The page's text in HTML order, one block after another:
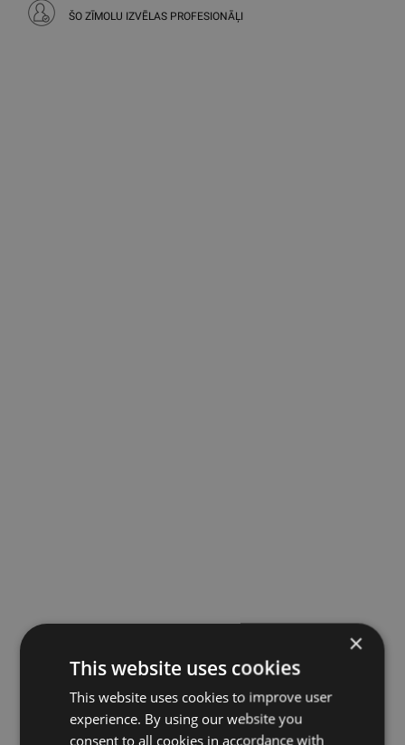
ŠO ZĪMOLU IZVĒLAS PROFESIONĀĻI
×
This website uses cookies
This website uses cookies to improve user
experience. By using our website you
consent to all cookies in accordance with